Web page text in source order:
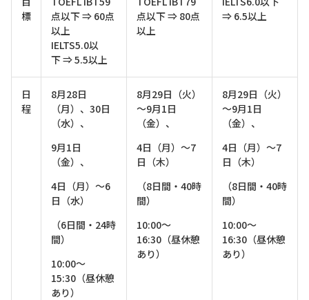
標
点以下 ⇒ 60点
以上
IELTS5.0以
下 ⇒ 5.5以上
点以下 ⇒ 80点
以上
⇒ 6.5以上
日
程
8月28日
（月）、30日
（水）、
9月1日
（金）、
4日（月）～6
日（水）
（6日間・24時
間）
10:00～
15:30（昼休憩
あり）
8月29日（火）
～9月1日
（金）、
4日（月）～7
日（木）
（8日間・40時
間）
10:00～
16:30（昼休憩
あり）
8月29日（火）
～9月1日
（金）、
4日（月）～7
日（木）
（8日間・40時
間）
10:00～
16:30（昼休憩
あり）